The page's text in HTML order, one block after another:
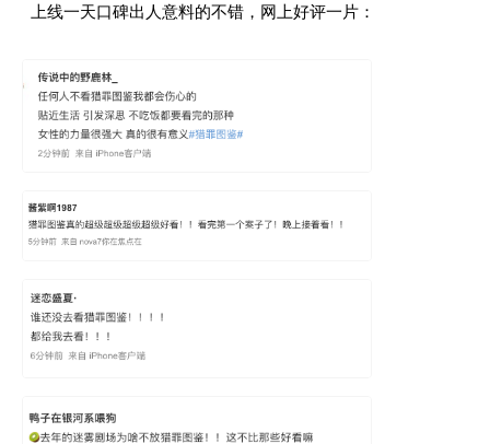
上线一天口碑出人意料的不错，网上好评一片：